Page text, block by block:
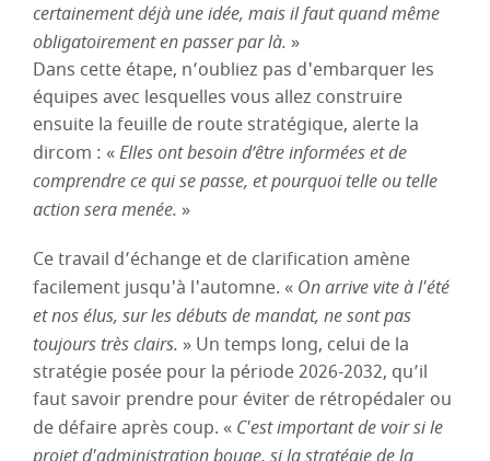
certainement déjà une idée, mais il faut quand même
obligatoirement en passer par là. »
Dans cette étape, n’oubliez pas d'embarquer les
équipes avec lesquelles vous allez construire
ensuite la feuille de route stratégique, alerte la
dircom : «Elles ont besoin d’être informées et de
comprendre ce qui se passe, et pourquoi telle ou telle
action sera menée. »
Ce travail d’échange et de clarification amène
facilement jusqu'à l'automne. « On arrive vite à l'été
et nos élus, sur les débuts de mandat, ne sont pas
toujours très clairs. » Un temps long, celui de la
stratégie posée pour la période 2026-2032, qu’il
faut savoir prendre pour éviter de rétropédaler ou
de défaire après coup. « C'est important de voir si le
projet d'administration bouge, si la stratégie de la